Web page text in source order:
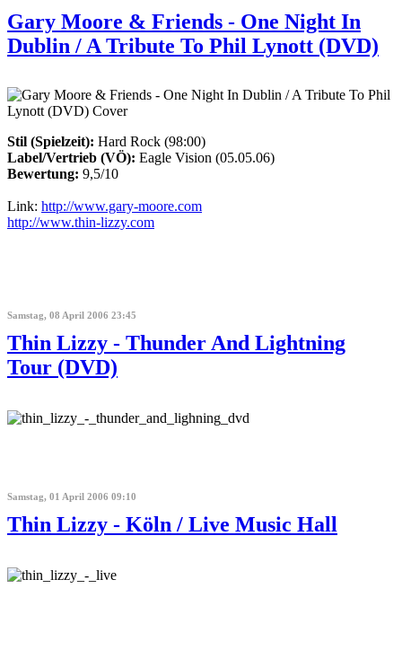
Gary Moore & Friends - One Night In
Dublin / A Tribute To Phil Lynott (DVD)
Stil (Spielzeit): Hard Rock (98:00)
Label/Vertrieb (VÖ): Eagle Vision (05.05.06)
Bewertung: 9,5/10
Link: http://www.gary-moore.com
http://www.thin-lizzy.com
Samstag, 08 April 2006 23:45
Thin Lizzy - Thunder And Lightning
Tour (DVD)
Samstag, 01 April 2006 09:10
Thin Lizzy - Köln / Live Music Hall